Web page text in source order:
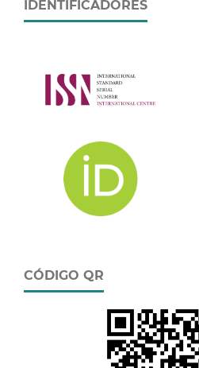
IDENTIFICADORES
CÓDIGO QR